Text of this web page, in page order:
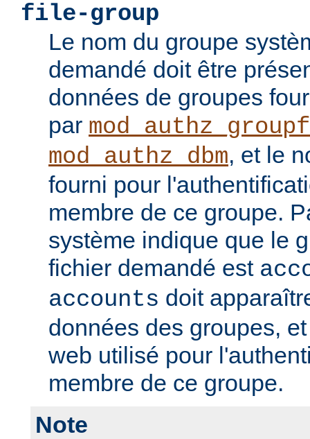
file-group
Le nom du groupe
demandé doit être
données de groupes
par
mod_authz_dbm, et le
fourni pour
membre de ce groupe.
système indique que le
fichier demandé est
accounts doit
données des groupes,
web utilisé pour
membre de ce groupe.
Note